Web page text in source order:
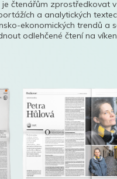
je čtenářům zprostředkovat
a analytických
ekonomických trendů a
odlehčené čtení na